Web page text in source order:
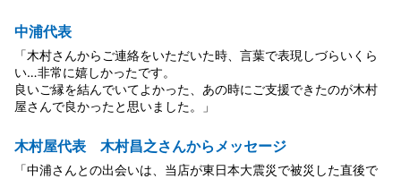
中浦代表
「木村さんからご連絡をいただいた時、言葉で表現しづらいくら
い…非常に嬉しかったです。
良いご縁を結んでいてよかった、あの時にご支援できたのが木村
屋さんで良かったと思いました。」
木村屋代表 木村昌之さんからメッセージ
「中浦さんとの出会いは、当店が東日本大震災で被災した直後で